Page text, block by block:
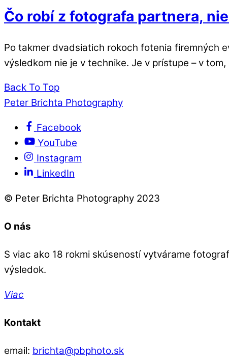
Čo robí z fotografa partnera,
Po takmer dvadsiatich rokoch fotenia firemných
výsledkom nie je v technike. Je v prístupe – v
Back To Top
Peter Brichta Photography
Facebook
YouTube
Instagram
LinkedIn
© Peter Brichta Photography 2023
O nás
S viac ako 18 rokmi skúseností vytvárame
výsledok.
Viac
Kontakt
email: brichta@pbphoto.sk